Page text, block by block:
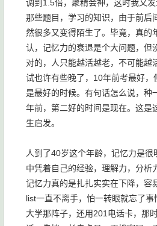
调到1.5倍，聚精会神，这时我又
那些题目，学习的知识，由于前后
然很多又变得陌生了。毕竟，真的
认，记忆力的衰退是个大问题，但
对的，人只能越活越老，不可能越
试也许有些晚了，10年前考最好，
是最好的时候。有句话怎么说，种
年前，第二好的时间是现在。这是
生启发。
人到了40岁这个年龄，记忆力是很
中凭着自己的经验，理解力，分析
记忆力真的是扎扎实实在下降，容
list一直不离手，怕一转眼就忘了
大学那阵子，还用201电话卡，那